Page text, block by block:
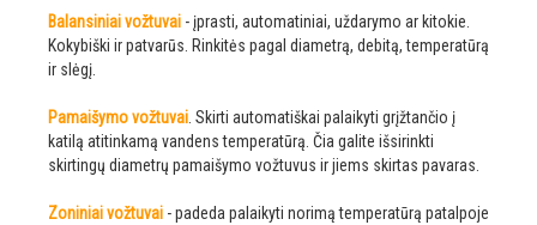
Balansiniai vožtuvai - įprasti, automatiniai, uždarymo ar kitokie.
Kokybiški ir patvarūs. Rinkitės pagal diametrą, debitą, temperatūrą
ir slėgį.
Pamaišymo vožtuvai. Skirti automatiškai palaikyti grįžtančio į
katilą atitinkamą vandens temperatūrą. Čia galite išsirinkti
skirtingų diametrų pamaišymo vožtuvus ir jiems skirtas pavaras.
Zoniniai vožtuvai - padeda palaikyti norimą temperatūrą patalpoje